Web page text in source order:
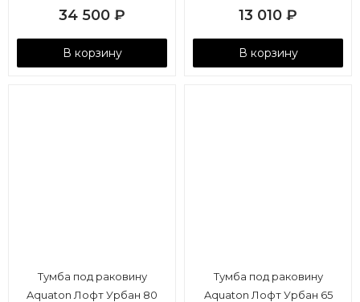
34 500 ₽
В корзину
13 010 ₽
В корзину
Тумба под раковину
Aquaton Лофт Урбан 80
Тумба под раковину
Aquaton Лофт Урбан 65